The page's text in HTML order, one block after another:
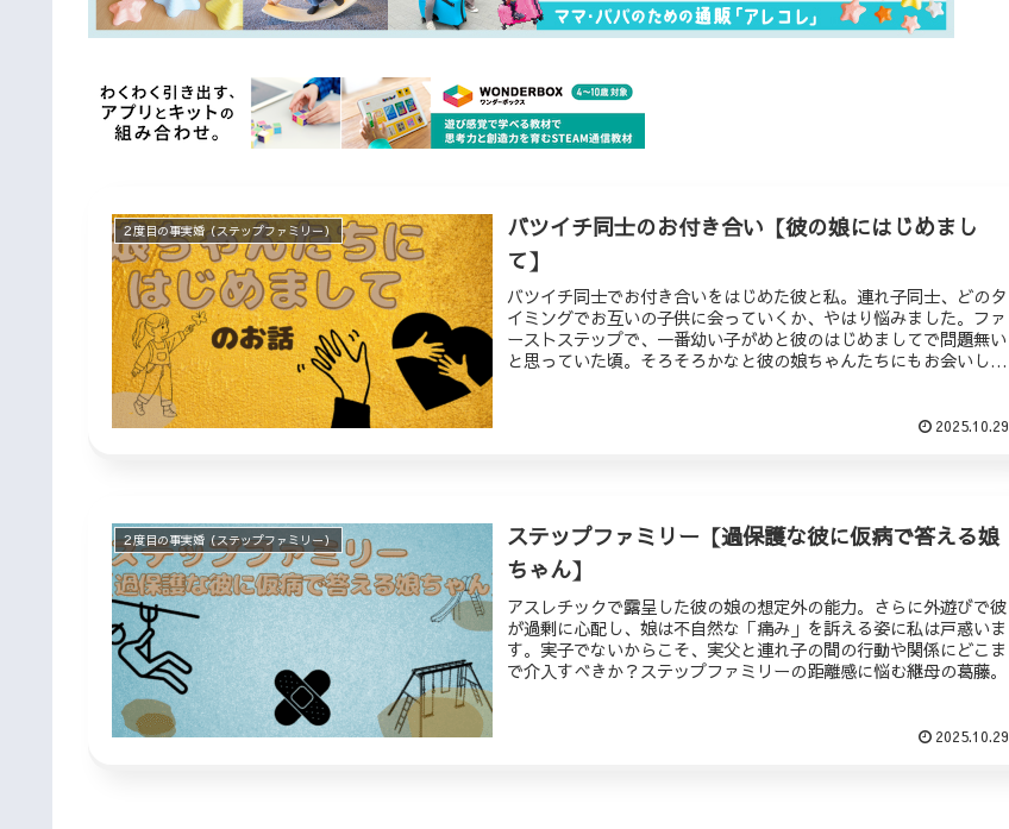
２度目の事実婚（ステップファミリー）
バツイチ同士のお付き合い【彼の娘にはじめまし
て】
バツイチ同士でお付き合いをはじめた彼と私。連れ子同士、どのタ
イミングでお互いの子供に会っていくか、やはり悩みました。ファ
ーストステップで、一番幼い子がめと彼のはじめましてで問題無い
と思っていた頃。そろそろかなと彼の娘ちゃんたちにもお会いした
2025.10.29
２度目の事実婚（ステップファミリー）
ステップファミリー【過保護な彼に仮病で答える娘
ちゃん】
アスレチックで露呈した彼の娘の想定外の能力。さらに外遊びで彼
が過剰に心配し、娘は不自然な「痛み」を訴える姿に私は戸惑いま
す。実子でないからこそ、実父と連れ子の間の行動や関係にどこま
で介入すべきか？ステップファミリーの距離感に悩む継母の葛藤。
2025.10.29